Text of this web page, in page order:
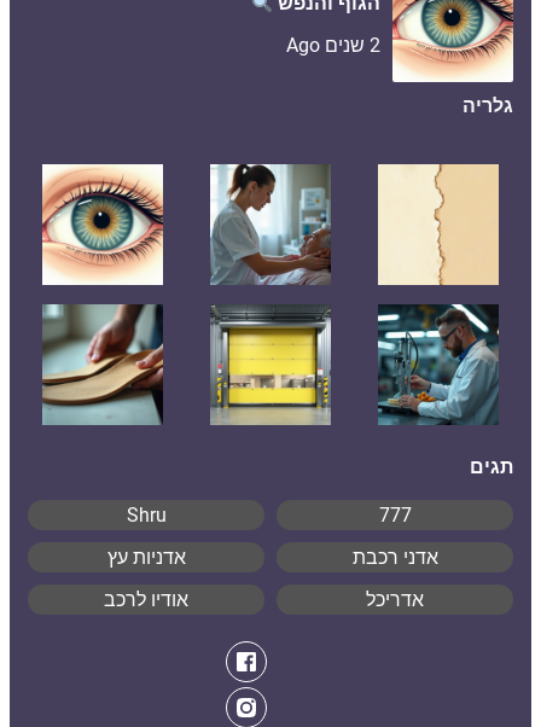
2 שנים Ago
גלריה
תגים
777
Shru
אדני רכבת
אדניות עץ
אדריכל
אודיו לרכב